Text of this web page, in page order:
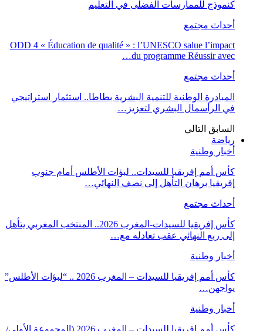
كنموذج للممارسات الفضلى في التعليم
أحداث مجتمع
ODD 4 « Éducation de qualité » : l’UNESCO salue l’impact
du programme Réussir avec…
أحداث مجتمع
المبادرة الوطنية للتنمية البشرية بطاطا.. استثمار استراتيجي
في الرأسمال البشري لتعزيز…
السابق التالي
رياضة
أخبار وطنية
كأس أمم إفريقيا للسيدات.. لبؤات الأطلس أمام جنوب
إفريقيا برهان التأهل إلى نصف النهائي…
أحداث مجتمع
كأس إفريقيا للسيدات-المغرب 2026.. المنتخب المغربي يتأهل
إلى ربع النهائي عقب تعادله مع…
أخبار وطنية
كأس أمم إفريقيا للسيدات – المغرب 2026 .. “لبؤات الأطلس”
يواجهن…
أخبار وطنية
كأس أمم إفريقيا للسيدات – المغرب 2026 (المجموعة الأولى/